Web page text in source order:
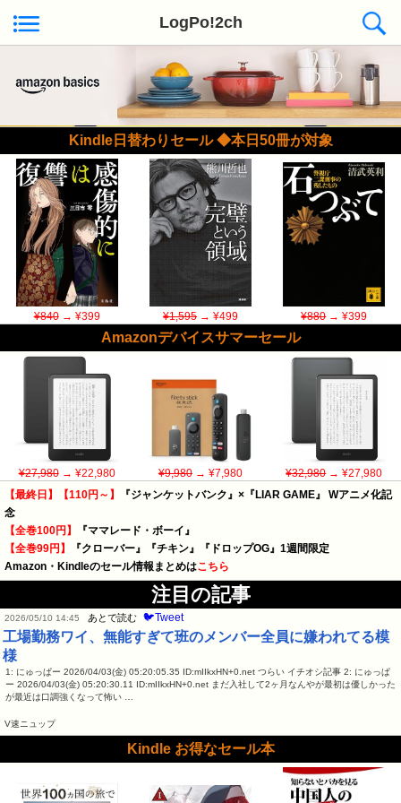
LogPo!2ch
Kindle日替わりセール ◆本日50冊が対象
¥840→ ¥399 ¥1,595→ ¥499 ¥880→ ¥399
Amazonデバイスサマーセール
¥27,980→ ¥22,980 ¥9,980→ ¥7,980 ¥32,980→ ¥27,980
【最終日】【110円～】
『ジャンケットバンク』×『LIAR GAME』 Wアニメ化記
念
【全巻100円】
『ママレード・ボーイ』
【全巻99円】
『クローバー』『チキン』『ドロップOG』1週間限定
Amazon・Kindleのセール情報まとめはこちら
注目の記事
2026/05/10 14:45 あとで読む 🐦Tweet
工場勤務ワイ、無能すぎて班のメンバー全員に嫌われてる模
様
1: にゅっぱー 2026/04/03(金) 05:20:05.35 ID:mIIkxHN+0.net つらい イチオシ記事 2: にゅっぱ
ー 2026/04/03(金) 05:20:30.11 ID:mIIkxHN+0.net まだ入社して2ヶ月なんやが最初は優しかった
が最近は口調強くなって怖い …
V速ニュップ
Kindle お得なセール本